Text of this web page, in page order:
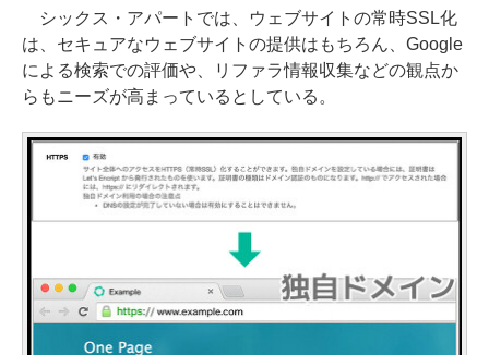
シックス・アパートでは、ウェブサイトの常時SSL化
は、セキュアなウェブサイトの提供はもちろん、Google
による検索での評価や、リファラ情報収集などの観点か
らもニーズが高まっているとしている。